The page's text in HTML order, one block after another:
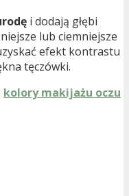
i dodają głębi
lub ciemniejsze
efekt kontrastu
tęczówki.
kolory makijażu oczu